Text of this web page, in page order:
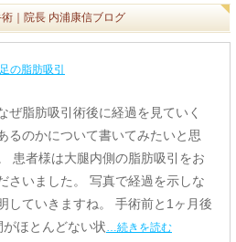
｜院長 内浦康信ブログ
足の脂肪吸引
ぜ脂肪吸引術後に経過を見ていく
るのかについて書いてみたいと思
患者様は大腿内側の脂肪吸引をお
さいました。 写真で経過を示しな
していきますね。 手術前と1ヶ月後
ほとんどない状…続きを読む